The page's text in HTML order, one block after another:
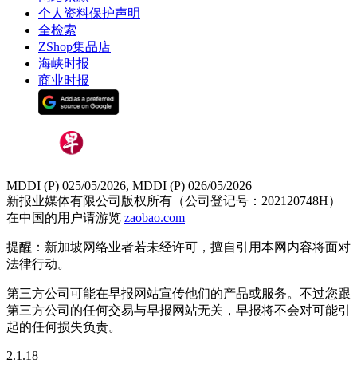
个人资料保护声明
全检索
ZShop集品店
海峡时报
商业时报
MDDI (P) 025/05/2026, MDDI (P) 026/05/2026
新报业媒体有限公司版权所有（公司登记号：202120748H）
在中国的用户请游览 zaobao.com
提醒：新加坡网络业者若未经许可，擅自引用本网内容将面对
法律行动。
第三方公司可能在早报网站宣传他们的产品或服务。不过您跟
第三方公司的任何交易与早报网站无关，早报将不会对可能引
起的任何损失负责。
2.1.18